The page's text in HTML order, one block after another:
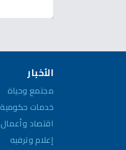
الأخبار
مجتمع وحياة
خدمات حكومية
اقتصاد وأعمال
إعلام وترفيه